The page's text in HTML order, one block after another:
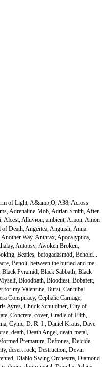
of Light,A&amp;O,A38,Across
,Adrenaline Mob,Adrian Smith,After
,Alcest,Alluvion, ambient,Amon,Amon
of Death,Angertea,Anguish,Anna
Another Way,Anthrax,Apocalyptica,
,Autopsy,Awoken Broken,
, Beatles, befogadásmód, Behold...
, Benoit, between the buried and me,
Black Pyramid, Black Sabbath, Black
, Bloodbath, Bloodiest, Bobafett,
for my Valentine, Burst, Cannibal
Conspiracy, Cephalic Carnage,
Ayres, Chuck Schuldiner, City of
, Concrete, cover, Cradle of Filth,
, Cynic, D. R. I., Daniel Kraus, Dave
, death, Death Angel, death metal,
Premature, Deftones, Deicide,
, desert rock, Destruction, Devin
, Diablo Swing Orchestra, Diamond